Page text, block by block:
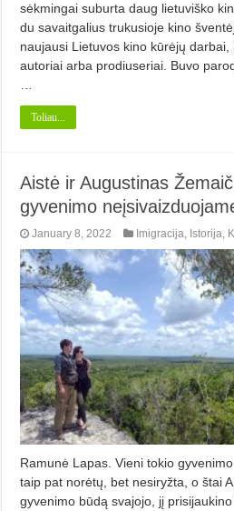
sėkmingai suburta daug lietuviško
du savaitgalius trukusioje kino
naujausi Lietuvos kino kūrėjų
autoriai arba prodiuseriai. Buvo
Toliau...
Aistė ir Augustinas
gyvenimo
January 8, 2022 Imigracija, Istorija,
Ramunė Lapas. Vieni tokio
taip pat norėtų, bet nesiryžta, o štai
gyvenimo būdą svajojo, jį